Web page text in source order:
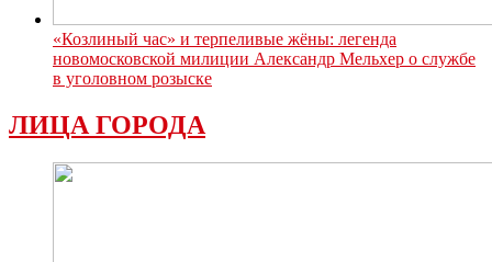
«Козлиный час» и терпеливые жёны: легенда
новомосковской милиции Александр Мельхер о службе
в уголовном розыске
ЛИЦА ГОРОДА